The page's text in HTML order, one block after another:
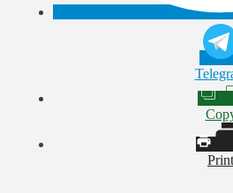
Print